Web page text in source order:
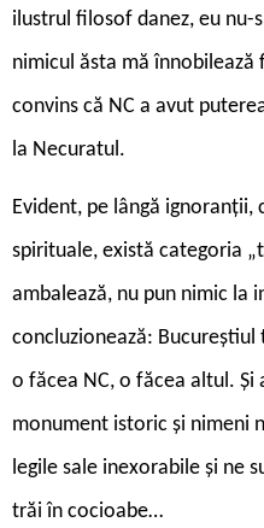
ilustrul filosof danez, eu nu-
nimicul ăsta mă
convins că NC a avut
la Necuratul.
Evident, pe lângă ignoranții,
spirituale, există categoria
ambalează, nu pun nimic la
concluzionează:
o făcea NC, o făcea altul.
monument istoric și nimeni
legile sale inexorabile și ne
trăi în cocioabe…